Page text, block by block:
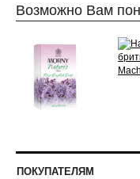
Возможно Вам
ПОКУПАТЕЛЯМ